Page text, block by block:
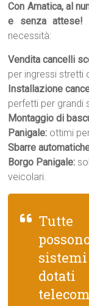
Con Amatica, al
e senza attese!
necessità:
Vendita cancelli
per ingressi stretti
Installazione
perfetti per grandi
Montaggio di
Panigale: ottimi
Sbarre
Borgo Panigale:
veicolari.
Tutte